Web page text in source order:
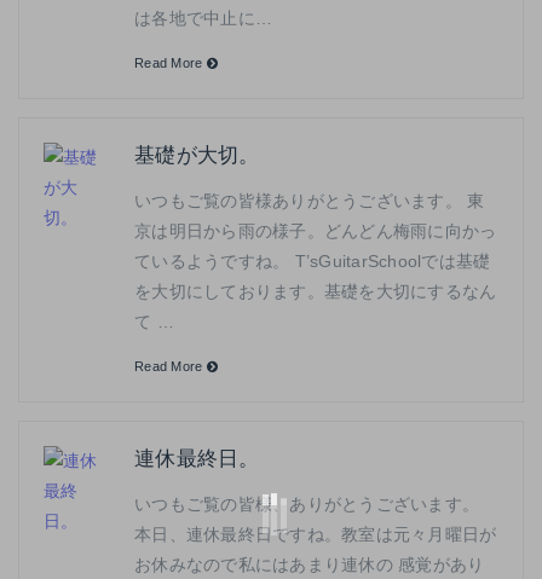
は各地で中止に…
Read More
基礎が大切。
いつもご覧の皆様ありがとうございます。 東
京は明日から雨の様子。どんどん梅雨に向かっ
ているようですね。 T’sGuitarSchoolでは基礎
を大切にしております。基礎を大切にするなん
て …
Read More
連休最終日。
いつもご覧の皆様、ありがとうございます。
本日、連休最終日ですね。教室は元々月曜日が
お休みなので私にはあまり連休の 感覚があり